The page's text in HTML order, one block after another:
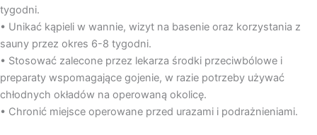
tygodni.
• Unikać kąpieli w wannie, wizyt na basenie oraz korzystania z
sauny przez okres 6-8 tygodni.
• Stosować zalecone przez lekarza środki przeciwbólowe i
preparaty wspomagające gojenie, w razie potrzeby używać
chłodnych okładów na operowaną okolicę.
• Chronić miejsce operowane przed urazami i podrażnieniami.